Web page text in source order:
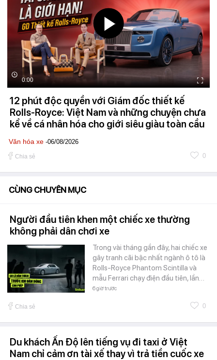
0:00
12 phút độc quyền với Giám đốc thiết kế
Rolls-Royce: Việt Nam và những chuyện chưa
kể về cá nhân hóa cho giới siêu giàu toàn cầu
Văn hóa xe -06/08/2026
Chia sẻ 0
CÙNG CHUYÊN MỤC
Người đầu tiên khen một chiếc xe thường
không phải dân chơi xe
Trong vài tháng gần đây, hai chiếc xe
gây tranh cãi bậc nhất ngành ô tô là
Rolls-Royce Phantom Scintilla và
mẫu Ferrari chạy điện đầu tiên, lần…
6 giờ trước
Chia sẻ 0
Du khách Ấn Độ lên tiếng vụ đi taxi ở Việt
Nam chỉ cảm ơn tài xế thay vì trả tiền cuốc xe